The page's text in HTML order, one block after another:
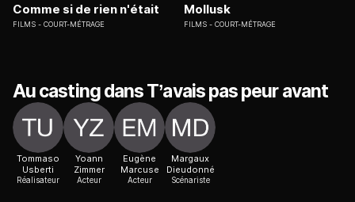
Comme si de rien n'était
FILMS COURT-MÉTRAGE
Mollusk
FILMS COURT-MÉTRAGE
Au casting dans T’avais pas peur avant
Tommaso
Usberti
Réalisateur
Yoann
Zimmer
Acteur
Eugène
Marcuse
Acteur
Margaux
Dieudonné
Scénariste